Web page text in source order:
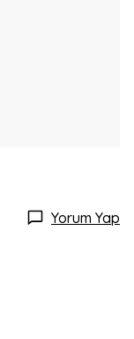
Yorum Yap